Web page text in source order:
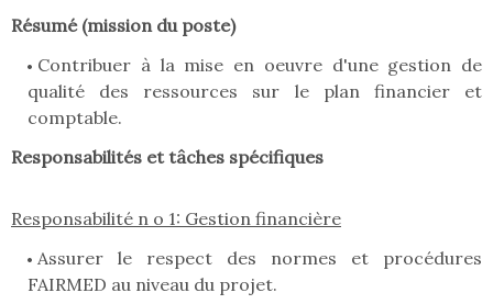
Résumé (mission du poste)
Contribuer à la mise en oeuvre d'une gestion de
qualité des ressources sur le plan financier et
comptable.
Responsabilités et tâches spécifiques
Responsabilité n o 1: Gestion financière
Assurer le respect des normes et procédures
FAIRMED au niveau du projet.